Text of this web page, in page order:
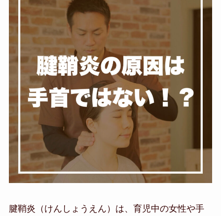
腱鞘炎（けんしょうえん）は、育児中の女性や手